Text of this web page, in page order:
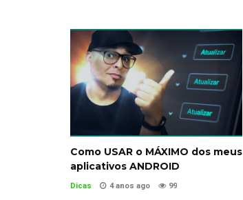
Como USAR o MÁXIMO dos meus
aplicativos ANDROID
Dicas 4 anos ago 99